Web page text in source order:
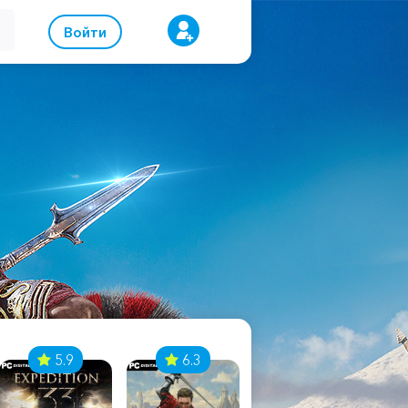
Войти
5.9 6.3 8.1